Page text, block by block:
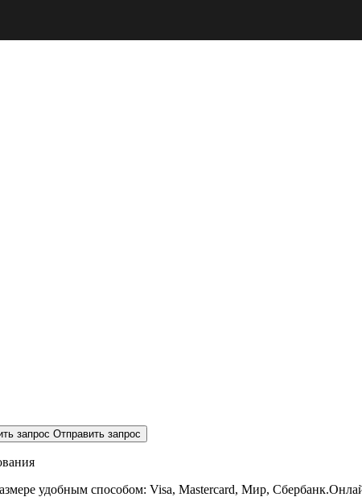
запрос Отправить запрос
удобным способом: Visa, Mastercard, Мир,